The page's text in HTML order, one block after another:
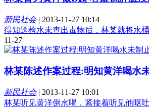
新民社会| 2013-11-27 10:14
得知送检水未查出毒物后，林某就将水
11-27
林某陈述作案过程:明知黄洋喝水
新民社会| 2013-11-27 10:01
林某听见黄洋倒水喝，紧接着听见他呕吐